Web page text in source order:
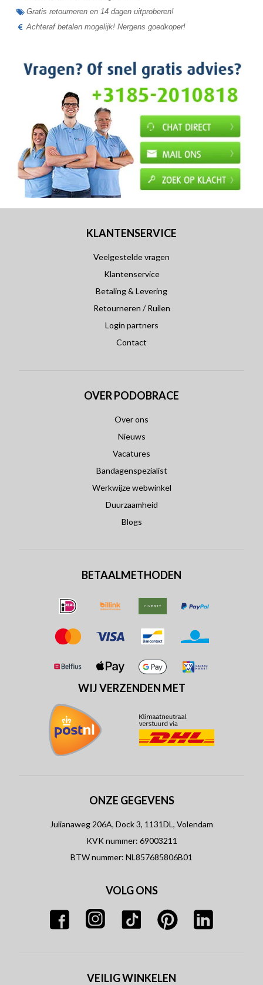
Gratis retourneren en 14 dagen uitproberen!
Achteraf betalen mogelijk! Nergens goedkoper!
KLANTENSERVICE
Veelgestelde vragen
Klantenservice
Betaling & Levering
Retourneren / Ruilen
Login partners
Contact
OVER PODOBRACE
Over ons
Nieuws
Vacatures
Bandagenspezialist
Werkwijze webwinkel
Duurzaamheid
Blogs
BETAALMETHODEN
WIJ VERZENDEN MET
ONZE GEGEVENS
Julianaweg 206A, Dock 3, 1131DL, Volendam
KVK nummer: 69003211
BTW nummer: NL857685806B01
VOLG ONS
VEILIG WINKELEN